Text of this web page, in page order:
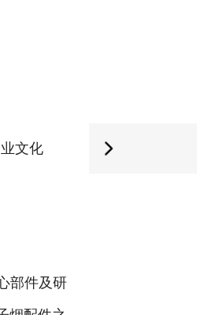
文化
部件及研